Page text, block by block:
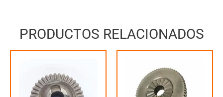
PRODUCTOS RELACIONADOS